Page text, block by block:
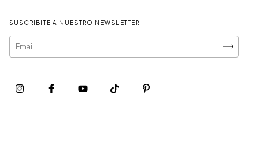
SUSCRIBITE A NUESTRO NEWSLETTER